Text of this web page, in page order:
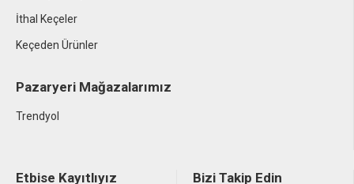
İthal Keçeler
Keçeden Ürünler
Pazaryeri Mağazalarımız
Trendyol
Etbise Kayıtlıyız Bizi Takip Edin